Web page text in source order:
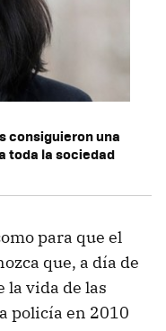
consiguieron una
toda la sociedad
para que el
que, a día de
la vida de las
policía en 2010